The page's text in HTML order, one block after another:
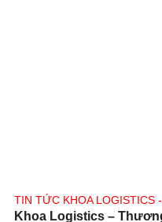
TIN TỨC KHOA LOGISTICS
Khoa Logistics –